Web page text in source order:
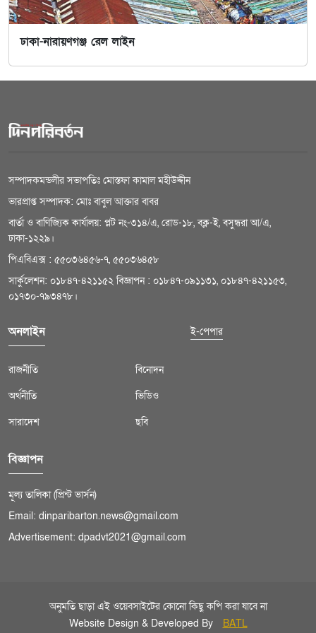
ঢাকা-নারায়ণগঞ্জ রেল লাইন
সম্পাদকমন্ডলীর সভাপতিঃ মোস্তফা কামাল মহীউদ্দীন
ভারপ্রাপ্ত সম্পাদক: মোঃ বাবুল আক্তার বাবর
বার্তা ও বাণিজ্যিক কার্যালয়: প্লট নং-৩১৪/এ, রোড-১৮, বক্ল-ই, বসুন্ধরা আ/এ,
ঢাকা-১২২৯।
পিএবিএক্স : ৫৫০৩৬৪৫৬-৭, ৫৫০৩৬৪৫৮
সার্কুলেশন: ০১৮৪৭-৪২১১৫২ বিজ্ঞাপন : ০১৮৪৭-০৯১১৩১, ০১৮৪৭-৪২১১৫৩,
০১৭৩০-৭৯৩৪৭৮।
অনলাইন ই-পেপার
রাজনীতি
অর্থনীতি
সারাদেশ
বিনোদন
ভিডিও
ছবি
বিজ্ঞাপন
মূল্য তালিকা (প্রিন্ট ভার্সন)
Email: dinparibarton.news@gmail.com
Advertisement: dpadvt2021@gmail.com
অনুমতি ছাড়া এই ওয়েবসাইটের কোনো কিছু কপি করা যাবে না
Website Design & Developed By
BATL